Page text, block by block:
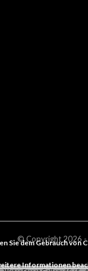
© Copyright 2026 -
Sie dem Gebrauch von
Informationen